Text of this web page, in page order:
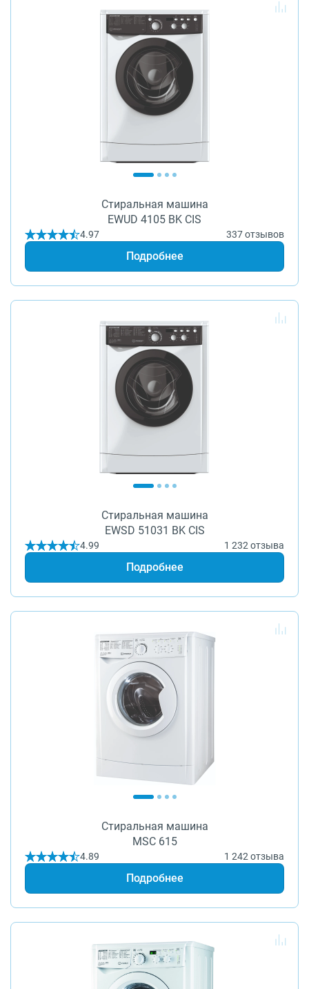
Стиральная машина
EWUD 4105 BK CIS
4.97 337 отзывов
Подробнее
Стиральная машина
EWSD 51031 BK CIS
4.99 1 232 отзыва
Подробнее
Стиральная машина
MSC 615
4.89 1 242 отзыва
Подробнее